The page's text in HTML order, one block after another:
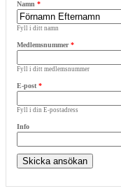
Namn *
Fyll i ditt namn
Medlemsnummer*
Fyll i ditt medlemsnummer
E-post *
Fyll i din E-postadress
Info